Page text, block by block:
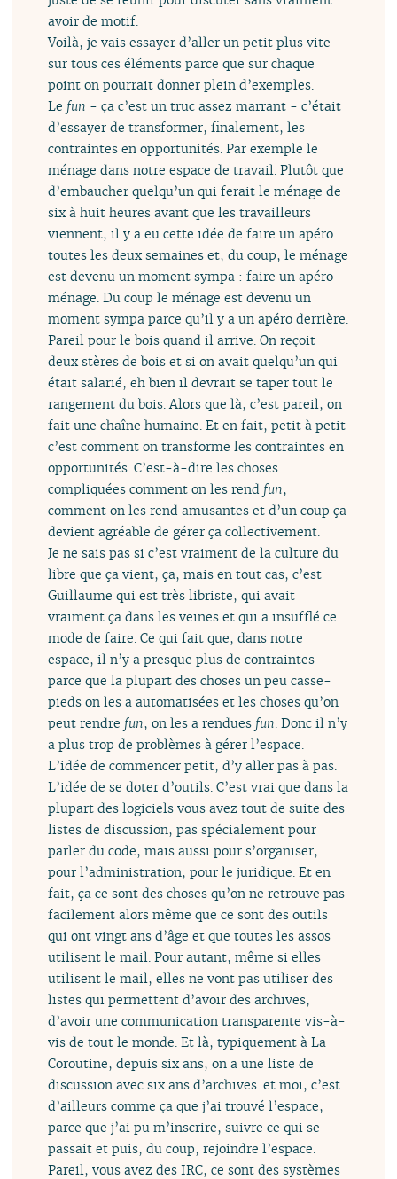
avoir de motif.
Voilà, je vais essayer d’aller un petit plus vite
sur tous ces éléments parce que sur chaque
point on pourrait donner plein d’exemples.
Le fun - ça c’est un truc assez marrant - c’était
d’essayer de transformer, finalement, les
contraintes en opportunités. Par exemple le
ménage dans notre espace de travail. Plutôt que
d’embaucher quelqu’un qui ferait le ménage de
six à huit heures avant que les travailleurs
viennent, il y a eu cette idée de faire un apéro
toutes les deux semaines et, du coup, le ménage
est devenu un moment sympa : faire un apéro
ménage. Du coup le ménage est devenu un
moment sympa parce qu’il y a un apéro derrière.
Pareil pour le bois quand il arrive. On reçoit
deux stères de bois et si on avait quelqu’un qui
était salarié, eh bien il devrait se taper tout le
rangement du bois. Alors que là, c’est pareil, on
fait une chaîne humaine. Et en fait, petit à petit
c’est comment on transforme les contraintes en
opportunités. C’est-à-dire les choses
compliquées comment on les rend fun,
comment on les rend amusantes et d’un coup ça
devient agréable de gérer ça collectivement.
Je ne sais pas si c’est vraiment de la culture du
libre que ça vient, ça, mais en tout cas, c’est
Guillaume qui est très libriste, qui avait
vraiment ça dans les veines et qui a insufflé ce
mode de faire. Ce qui fait que, dans notre
espace, il n’y a presque plus de contraintes
parce que la plupart des choses un peu casse-
pieds on les a automatisées et les choses qu’on
peut rendre fun, on les a rendues fun . Donc il n’y
a plus trop de problèmes à gérer l’espace.
L’idée de commencer petit, d’y aller pas à pas.
L’idée de se doter d’outils. C’est vrai que dans la
plupart des logiciels vous avez tout de suite des
listes de discussion, pas spécialement pour
parler du code, mais aussi pour s’organiser,
pour l’administration, pour le juridique. Et en
fait, ça ce sont des choses qu’on ne retrouve pas
facilement alors même que ce sont des outils
qui ont vingt ans d’âge et que toutes les assos
utilisent le mail. Pour autant, même si elles
utilisent le mail, elles ne vont pas utiliser des
listes qui permettent d’avoir des archives,
d’avoir une communication transparente vis-à-
vis de tout le monde. Et là, typiquement à La
Coroutine, depuis six ans, on a une liste de
discussion avec six ans d’archives. et moi, c’est
d’ailleurs comme ça que j’ai trouvé l’espace,
parce que j’ai pu m’inscrire, suivre ce qui se
passait et puis, du coup, rejoindre l’espace.
Pareil, vous avez des IRC, ce sont des systèmes